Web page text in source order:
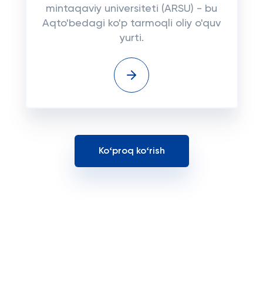
mintaqaviy universiteti (ARSU) - bu
Aqto'bedagi ko'p tarmoqli oliy o'quv
yurti.
Koʻproq koʻrish